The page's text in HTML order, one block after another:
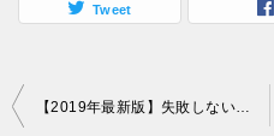
Tweet
投